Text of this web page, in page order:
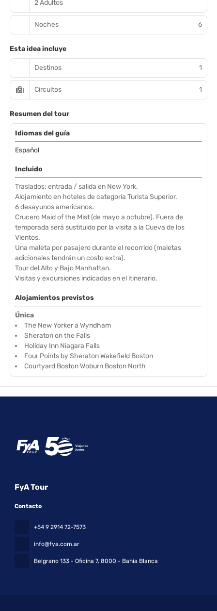
2 Adultos
Noches 6
Esta idea incluye
Destinos 1
Circuitos 1
Resumen del tour
Idiomas del guía
Español
Incluido
Traslados: entrada / salida en New York.
Alojamiento en hoteles de categoría Turista Superior.
6 desayunos americanos.
Crucero Maid of the Mist (de mayo a octubre). Fuera de
temporada será sustituido por la visita a la Cueva de los
Vientos.
Una maleta por pasajero durante el recorrido (maletas
adicionales tendrán un costo extra).
Tour del Alto y Bajo Manhattan.
Visitas y excursiones indicadas en el itinerario.
Alojamientos previstos
Única
The New Yorker a Wyndham
Sheraton on the Falls
Holiday Inn Niagara Falls
Four Points by Sheraton Wakefield Boston
Courtyard Boston Woburn Boston North
FyA Tour
Contacto
+54 9 2914 72-7573
info@fya.com.ar
Belgrano 133 - Oficina 7, 8000 - Bahia Blanca